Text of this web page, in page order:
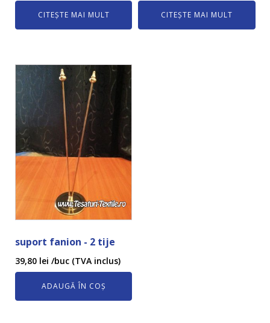
CITEȘTE MAI MULT CITEȘTE MAI MULT
suport fanion - 2 tije
39,80 lei /buc (TVA inclus)
ADAUGĂ ÎN COȘ